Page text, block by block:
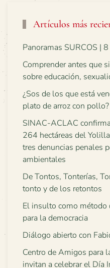
Artículos más
Panoramas SURCOS |
Comprender antes que
sobre educación,
¿Sos de los que está
plato de arroz con pollo?
SINAC-ACLAC
264 hectáreas del
tres denuncias penales
ambientales
De Tontos, Tonterías,
tonto y de los retontos
El insulto como método
para la democracia
Diálogo abierto con
Centro de Amigos para
invitan a celebrar el Día